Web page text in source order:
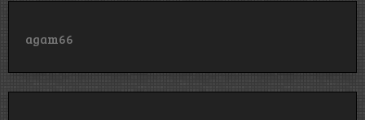
agam66